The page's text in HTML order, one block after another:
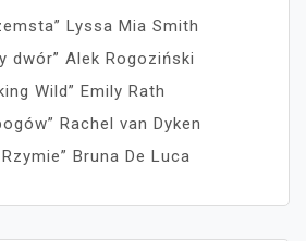
Lyssa Mia Smith
dwór” Alek Rogoziński
Wild” Emily Rath
Rachel van Dyken
Bruna De Luca